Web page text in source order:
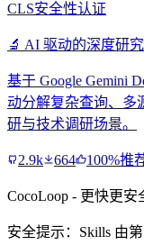
CLS安全性认证
🔬 AI 驱动的深度研
基于 Google Gemini
动分解复杂查询、多
研与技术调研场景。
2.9k 664 100%推
CocoLoop - 更快更安
安全提示：Skills 由